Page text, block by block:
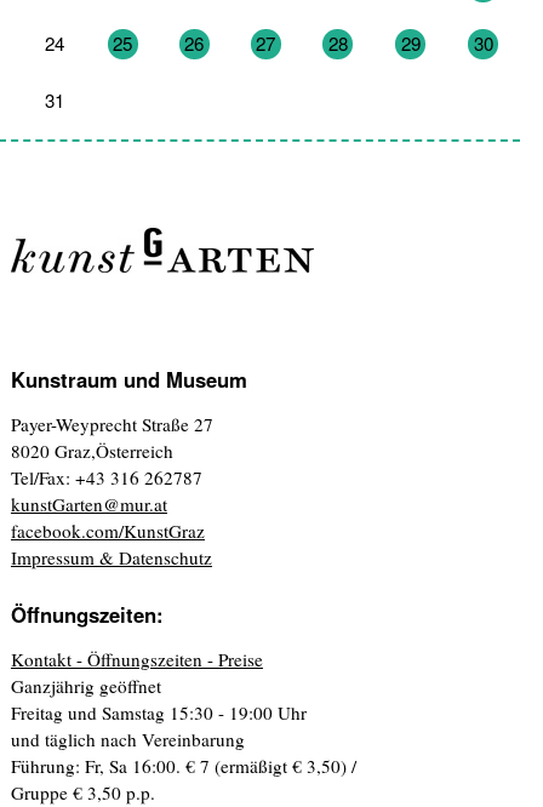
24 25 26 27 28 29 30
31
Kunstraum und Museum
Payer-Weyprecht Straße 27
8020 Graz,Österreich
Tel/Fax: +43 316 262787
kunstGarten@mur.at
facebook.com/KunstGraz
Impressum & Datenschutz
Öffnungszeiten:
Kontakt - Öffnungszeiten - Preise
Ganzjährig geöffnet
Freitag und Samstag 15:30 - 19:00 Uhr
und täglich nach Vereinbarung
Führung: Fr, Sa 16:00. € 7 (ermäßigt € 3,50) /
Gruppe € 3,50 p.p.